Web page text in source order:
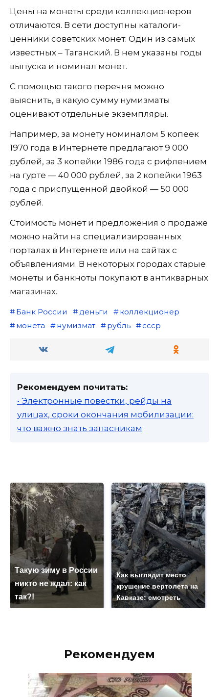
Цены на монеты среди коллекционеров
отличаются. В сети доступны каталоги-
ценники советских монет. Один из самых
известных – Таганский. В нем указаны годы
выпуска и номинал монет.
С помощью такого перечня можно
выяснить, в какую сумму нумизматы
оценивают отдельные экземпляры.
Например, за монету номиналом 5 копеек
1970 года в Интернете предлагают 9 000
рублей, за 3 копейки 1986 года с рифлением
на гурте — 40 000 рублей, за 2 копейки 1963
года с приспущенной двойкой — 50 000
рублей.
Стоимость монет и предложения о продаже
можно найти на специализированных
порталах в Интернете или на сайтах с
объявлениями. В некоторых городах старые
монеты и банкноты покупают в антикварных
магазинах.
Банк России деньги
коллекционер
монета
нумизмат рубль ссср
Рекомендуем почитать:
• Электронные повестки, рейды на
улицах, сроки окончания мобилизации:
что важно знать запасникам
Такую зиму в России
никто не ждал: как
так?!
Как выглядит место
крушение вертолета на
Кавказе: смотреть
Рекомендуем